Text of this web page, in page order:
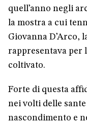
quell’anno negli
la mostra a cui
Giovanna D’Arco,
rappresentava per
coltivato.
Forte di questa
nei volti delle
nascondimento e